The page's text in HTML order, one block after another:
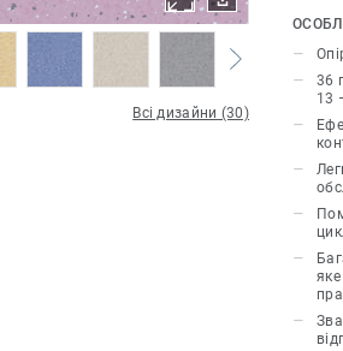
Всі дизайни (30)
PUR
36
13
яке